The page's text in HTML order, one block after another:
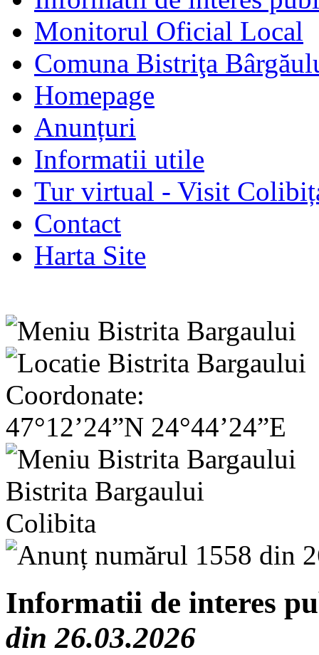
Monitorul Oficial Local
Comuna Bistriţa
Homepage
Anunțuri
Informatii utile
Tur virtual - Visit
Contact
Harta Site
Coordonate:
47°12’24”N 24°44’24”E
Bistrita Bargaului
Colibita
Informatii de interes
din 26.03.2026